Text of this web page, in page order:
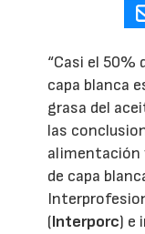
“Casi el 50%
capa blanca
grasa del
las
alimentación
de capa
(Interporc) e